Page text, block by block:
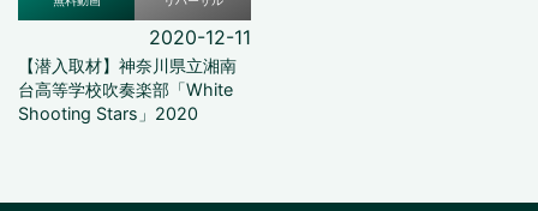
2020-12-11
【潜入取材】神奈川県立湘南
台高等学校吹奏楽部「White
Shooting Stars」2020